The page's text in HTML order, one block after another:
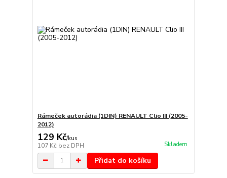
Rámeček autorádia (1DIN) RENAULT Clio III (2005-
2012)
129 Kč/kus
107 Kč bez DPH Skladem
Přidat do košíku